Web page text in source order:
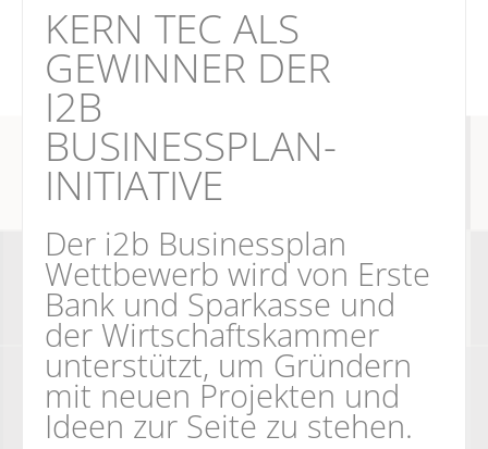
KERN TEC ALS
GEWINNER DER
I2B
BUSINESSPLAN-
INITIATIVE
Der i2b Businessplan
Wettbewerb wird von Erste
Bank und Sparkasse und
der Wirtschaftskammer
unterstützt, um Gründern
mit neuen Projekten und
Ideen zur Seite zu stehen.